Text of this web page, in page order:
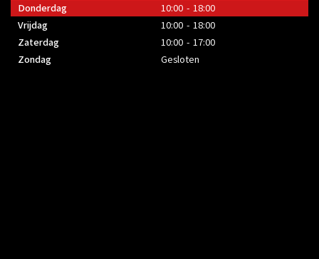
Donderdag
10:00 - 18:00
Vrijdag
10:00 - 18:00
Zaterdag
10:00 - 17:00
Zondag
Gesloten